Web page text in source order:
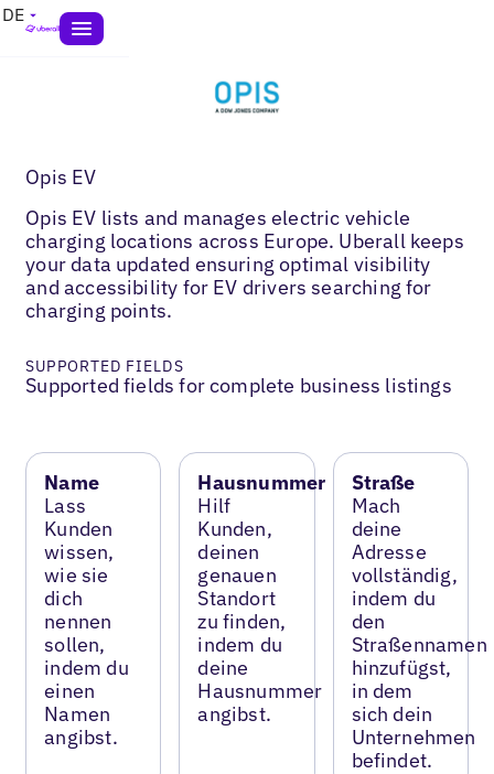
DE
Opis EV
Opis EV lists and manages electric vehicle
charging locations across Europe. Uberall keeps
your data updated ensuring optimal visibility
and accessibility for EV drivers searching for
charging points.
SUPPORTED FIELDS
Supported fields for complete business listings
Name
Lass
Kunden
wissen,
wie sie
dich
nennen
sollen,
indem du
einen
Namen
angibst.
Hausnummer
Hilf
Kunden,
deinen
genauen
Standort
zu finden,
indem du
deine
Hausnummer
angibst.
Straße
Mach
deine
Adresse
vollständig,
indem du
den
Straßennamen
hinzufügst,
in dem
sich dein
Unternehmen
befindet.